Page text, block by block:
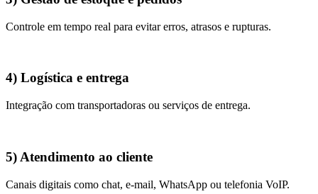
Controle em tempo real para evitar erros, atrasos e rupturas.
4) Logística e entrega
Integração com transportadoras ou serviços de entrega.
5) Atendimento ao cliente
Canais digitais como chat, e-mail, WhatsApp ou telefonia VoIP.